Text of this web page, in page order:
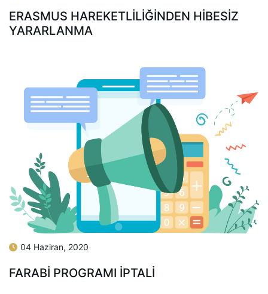
ERASMUS HAREKETLİLİĞİNDEN HİBESİZ
YARARLANMA
04 Haziran, 2020
FARABI PROGRAMI İPTALI